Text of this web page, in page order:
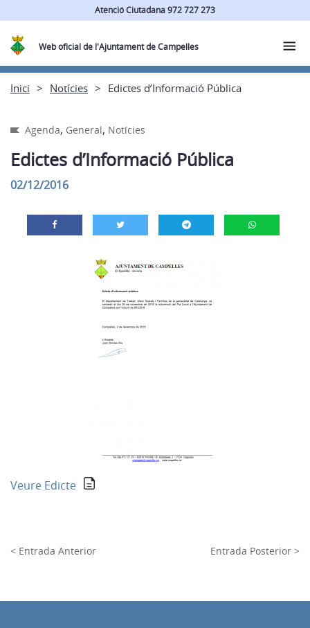
Atenció Ciutadana 972 727 273
Web oficial de l'Ajuntament de Campelles
Inici Notícies Edictes d’Informació Pública
Agenda, General, Notícies
Edictes d’Informació Pública
02/12/2016
Veure Edicte
< Entrada Anterior Entrada Posterior >